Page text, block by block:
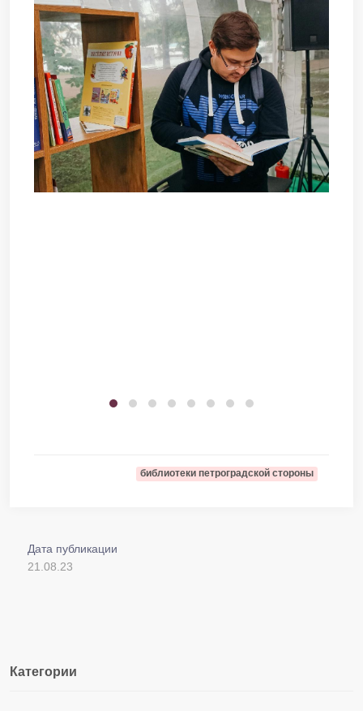
библиотеки петроградской стороны
Дата публикации
21.08.23
Категории